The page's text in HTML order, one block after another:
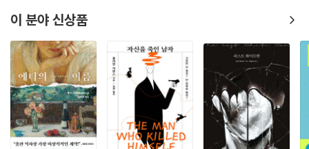
이 분야 신상품